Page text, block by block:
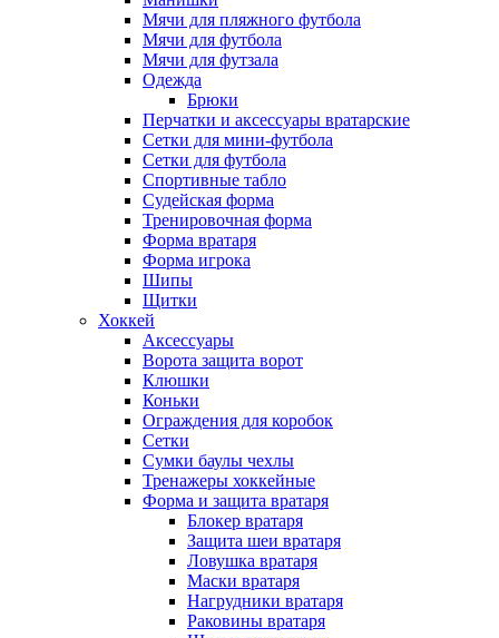
Мячи для пляжного футбола
Мячи для футбола
Мячи для футзала
Одежда
Брюки
Перчатки и аксессуары вратарские
Сетки для мини-футбола
Сетки для футбола
Спортивные табло
Судейская форма
Тренировочная форма
Форма вратаря
Форма игрока
Шипы
Щитки
Хоккей
Аксессуары
Ворота защита ворот
Клюшки
Коньки
Ограждения для коробок
Сетки
Сумки баулы чехлы
Тренажеры хоккейные
Форма и защита вратаря
Блокер вратаря
Защита шеи вратаря
Ловушка вратаря
Маски вратаря
Нагрудники вратаря
Раковины вратаря